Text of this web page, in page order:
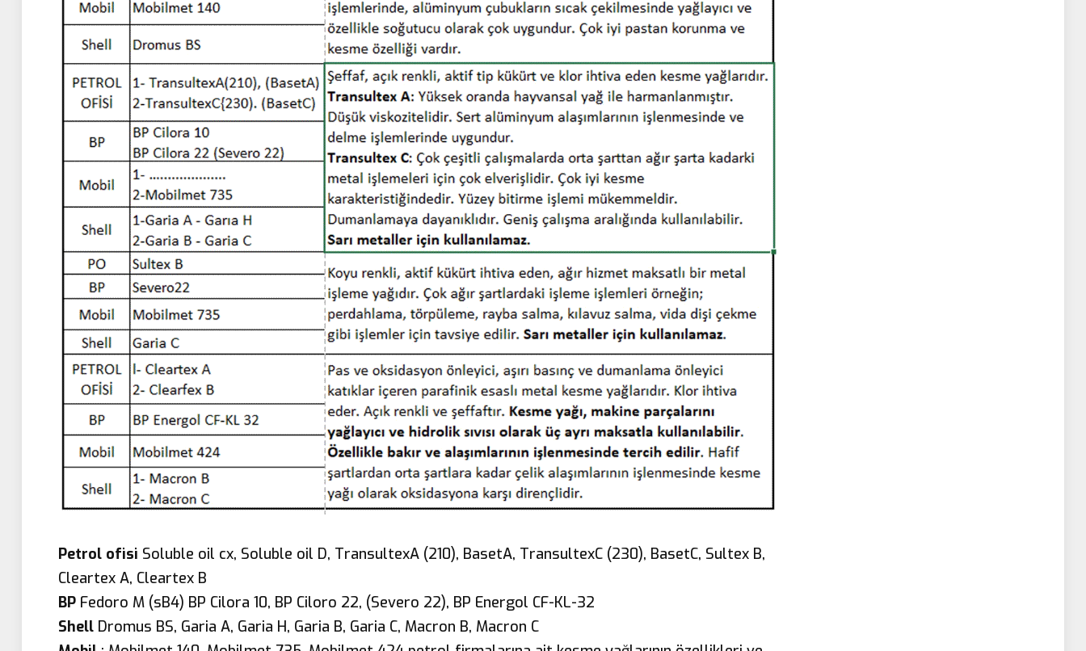
Petrol ofisi Soluble oil cx, Soluble oil D, TransultexA (210), BasetA, TransultexC (230), BasetC, Sultex B,
Cleartex A, Cleartex B
BP Fedoro M (sB4) BP Cilora 10, BP Ciloro 22, (Severo 22), BP Energol CF-KL-32
Shell Dromus BS, Garia A, Garia H, Garia B, Garia C, Macron B, Macron C